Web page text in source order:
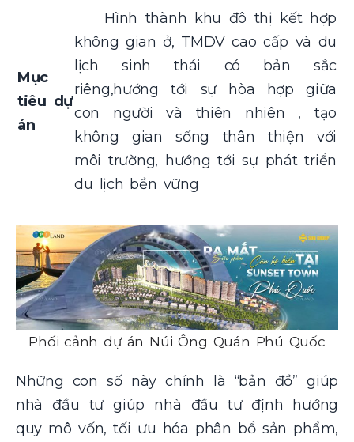
Mục
tiêu dự
án
Hình thành khu đô thị kết hợp
không gian ở, TMDV cao cấp và du
lịch sinh thái có bản sắc
riêng,hướng tới sự hòa hợp giữa
con người và thiên nhiên , tạo
không gian sống thân thiện với
môi trường, hướng tới sự phát triển
du lịch bền vững
Phối cảnh dự án Núi Ông Quán Phú Quốc
Những con số này chính là “bản đồ” giúp
nhà đầu tư giúp nhà đầu tư định hướng
quy mô vốn, tối ưu hóa phân bổ sản phẩm,